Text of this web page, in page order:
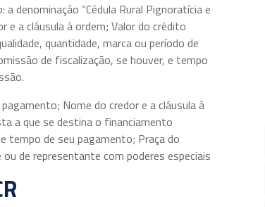
denominação “Cédula Rural Pignoratícia e
e a cláusula à ordem; Valor do crédito
quantidade, marca ou período de
de fiscalização, se houver, e tempo
Nome do credor e a cláusula à
a que se destina o financiamento
tempo de seu pagamento; Praça do
de representante com poderes especiais